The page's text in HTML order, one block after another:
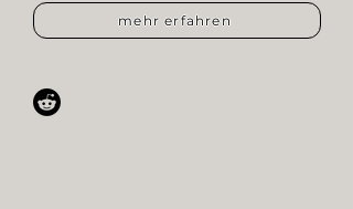
mehr erfahren